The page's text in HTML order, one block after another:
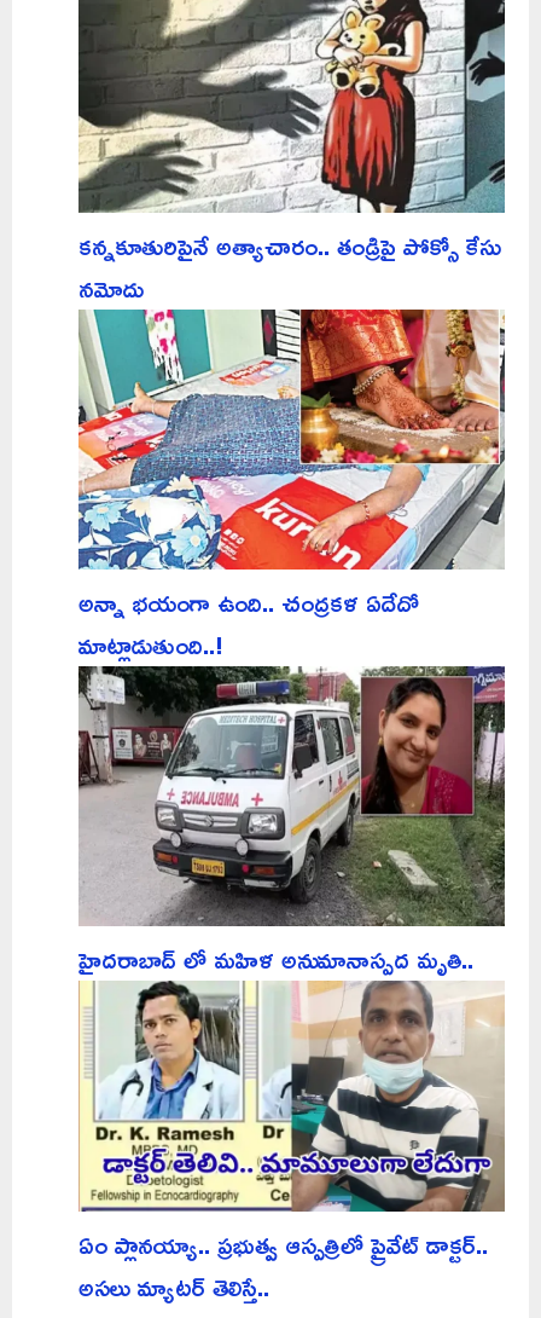
కన్నకూతురిపైనే అత్యాచారం.. తండ్రిపై పోక్సో కేసు
నమోదు
అన్నా భయంగా ఉంది.. చంద్రకళ ఏదేదో
మాట్లాడుతుంది..!
హైదరాబాద్ లో మహిళ అనుమానాస్పద మృతి..
ఏం ప్లానయ్యా.. ప్రభుత్వ ఆస్పత్రిలో ప్రైవేట్ డాక్టర్..
అసలు మ్యాటర్ తెలిస్తే..